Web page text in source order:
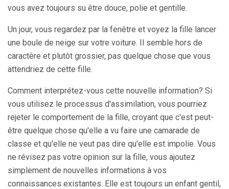
vous avez toujours su être douce, polie et gentille.
Un jour, vous regardez par la fenêtre et voyez la fille lancer
une boule de neige sur votre voiture. Il semble hors de
caractère et plutôt grossier, pas quelque chose que vous
attendriez de cette fille.
Comment interprétez-vous cette nouvelle information? Si
vous utilisez le processus d'assimilation, vous pourriez
rejeter le comportement de la fille, croyant que c'est peut-
être quelque chose qu'elle a vu faire une camarade de
classe et qu'elle ne veut pas dire qu'elle est impolie. Vous
ne révisez pas votre opinion sur la fille, vous ajoutez
simplement de nouvelles informations à vos
connaissances existantes. Elle est toujours un enfant gentil,